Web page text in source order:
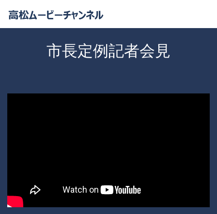
市長定例記者会見